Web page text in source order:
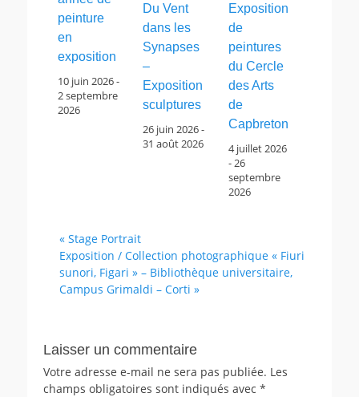
peinture
en
exposition
10 juin 2026-
2 septembre
2026
Du Vent
dans les
Synapses
–
Exposition
sculptures
26 juin 2026-
31 août 2026
Exposition
de
peintures
du Cercle
des Arts
de
Capbreton
4 juillet 2026
-26
septembre
2026
« Stage Portrait
Exposition / Collection photographique « Fiuri
sunori, Figari » – Bibliothèque universitaire,
Campus Grimaldi – Corti »
Laisser un commentaire
Votre adresse e-mail ne sera pas publiée. Les
champs obligatoires sont indiqués avec *